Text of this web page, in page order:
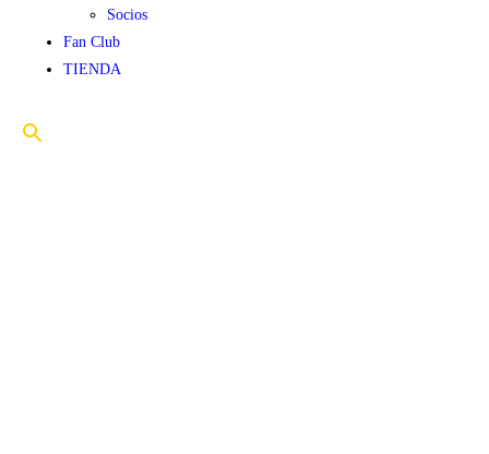
Socios
Fan Club
TIENDA